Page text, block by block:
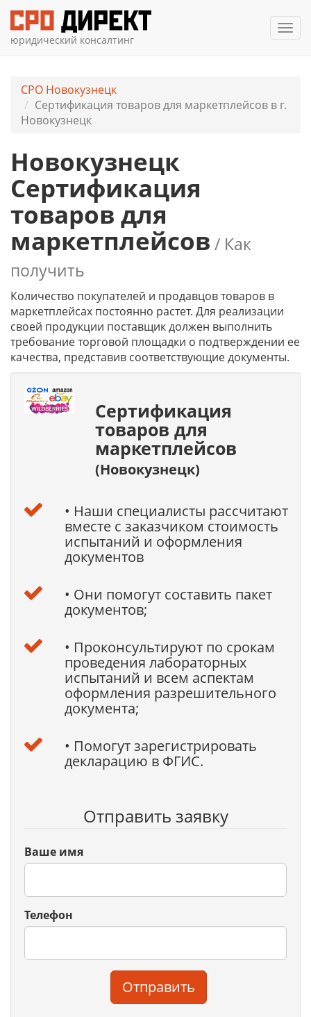
юридический консалтинг
СРО Новокузнецк
Сертификация товаров для маркетплейсов в г.
Новокузнецк
Новокузнецк
Сертификация
товаров для
маркетплейсов / Как
получить
Количество покупателей и продавцов товаров в
маркетплейсах постоянно растет. Для реализации
своей продукции поставщик должен выполнить
требование торговой площадки о подтверждении ее
качества, представив соответствующие документы.
Сертификация
товаров для
маркетплейсов
(Новокузнецк)
• Наши специалисты рассчитают
вместе с заказчиком стоимость
испытаний и оформления
документов
• Они помогут составить пакет
документов;
• Проконсультируют по срокам
проведения лабораторных
испытаний и всем аспектам
оформления разрешительного
документа;
• Помогут зарегистрировать
декларацию в ФГИС.
Отправить заявку
Ваше имя
Телефон
Отправить